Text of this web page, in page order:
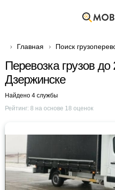
Главная Поиск
Перевозка грузов до
Дзержинске
Найдено 4 службы
Рейтинг: 8 на основе 18 оценок